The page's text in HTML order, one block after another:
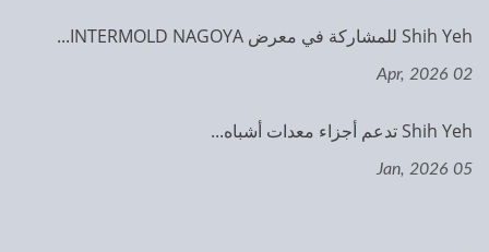
Shih Yeh للمشاركة في معرض INTERMOLD NAGOYA...
02 Apr, 2026
Shih Yeh تدعم أجزاء معدات أشباه...
05 Jan, 2026